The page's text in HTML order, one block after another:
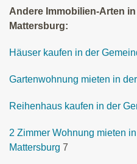
Andere Immobilien-Arten
Mattersburg:
Häuser kaufen in der
Gartenwohnung mieten in
Reihenhaus kaufen in der
2 Zimmer Wohnung mieten
Mattersburg 7